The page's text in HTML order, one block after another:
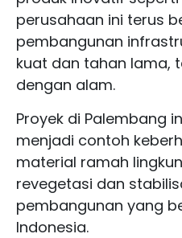
perusahaan ini terus
pembangunan
kuat dan tahan lama,
dengan alam.
Proyek di Palembang
menjadi contoh
material ramah
revegetasi dan
pembangunan yang
Indonesia.